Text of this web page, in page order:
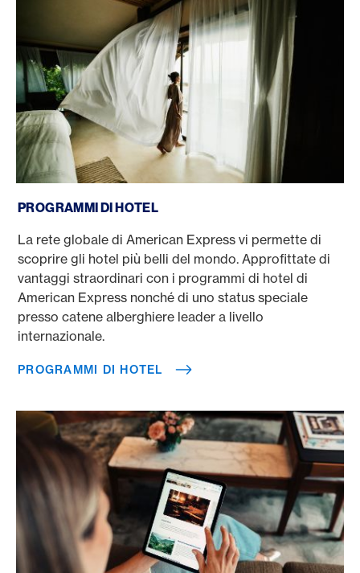
PROGRAMMI DI HOTEL
La rete globale di American Express vi permette di
scoprire gli hotel più belli del mondo. Approfittate di
vantaggi straordinari con i programmi di hotel di
American Express nonché di uno status speciale
presso catene alberghiere leader a livello
internazionale.
PROGRAMMI DI HOTEL